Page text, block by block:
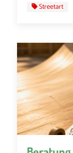
Streetart